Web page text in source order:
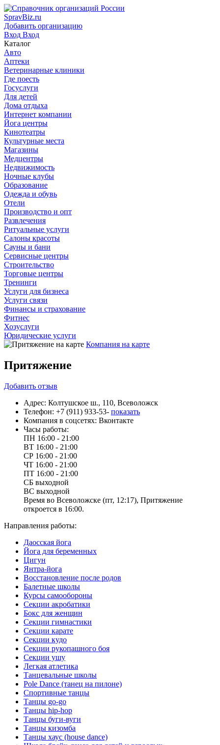
SpravBiz.ru
Добавить организацию
Вход Вход
Каталог
Авто
Аптеки
Ветеринарные клиники
Где поесть
Госуслуги
Для детей
Дома отдыха
Интернет компании
Йога центры
Кинотеатры
Культурные места
Магазины
Медцентры
Недвижимость
Ночные клубы
Образование
Одежда и обувь
Отели
Производство и опт
Развлечения
Ритуальные услуги
Салоны красоты
Сауны и бани
Сервисные центры
Строительство
Торговые центры
Тренинги
Услуги для бизнеса
Услуги связи
Финансы и страхование
Фитнес
Хозуслуги
Юридические услуги
Компания на карте
Притяжение
Добавить отзыв
Адрес: Колтушское ш., 110, Всеволожск
Телефон: +7 (911) 933-53- показать
Компания в соцсетях: Вконтакте
Часы работы:
ПН 16:00 - 21:00
ВТ 16:00 - 21:00
СР 16:00 - 21:00
ЧТ 16:00 - 21:00
ПТ 16:00 - 21:00
СБ выходной
ВС выходной
Время во Всеволожске (пт, 12:17), Притяжение
откроется в 16:00.
Направления работы:
Даосская йога
Йога для беременных
Цигун
Янтра-йога
Восстановление после родов
Балетные школы
Курсы самообороны
Секции акробатики
Бокс для женщин
Секции гимнастики
Секции карате
Секции кудо
Секции рукопашного боя
Секции ушу
Легкая атлетика
Танцевальные школы
Pole Dance (танец на пилоне)
Спортивные танцы
Танцы go-go
Танцы hip-hop
Танцы буги-вуги
Танцы кизомба
Танцы хаус (house dance)